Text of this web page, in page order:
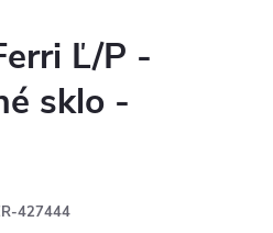
Ľ/P -
sklo -
427444